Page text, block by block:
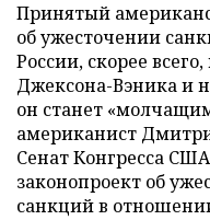
Принятый
об ужесточении
России, скорее
Джексона-Вэника и
он станет
американист
Сенат Конгресса
законопроект об
санкций в